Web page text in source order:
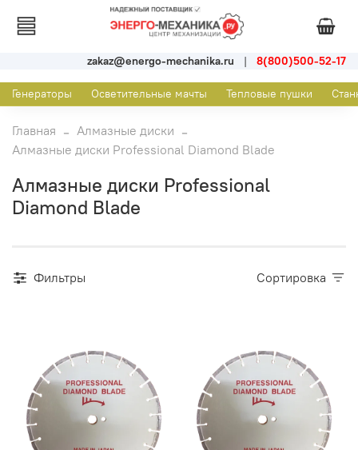
zakaz@energo-mechanika.ru | 8(800)500-52-17
Генераторы Осветительные мачты Тепловые пушки
Главная
Алмазные диски
Алмазные диски Professional Diamond Blade
Алмазные диски Professional
Diamond Blade
Фильтры Сортировка